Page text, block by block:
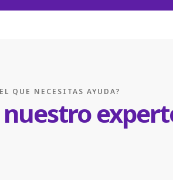
QUE NECESITAS AYUDA?